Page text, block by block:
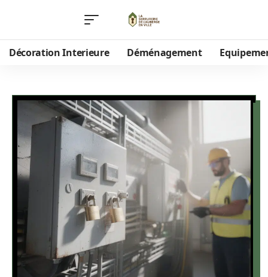
Décoration Interieure Déménagement